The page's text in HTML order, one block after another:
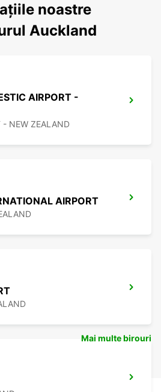
noastre
Auckland
AIRPORT -
- NEW ZEALAND
AIRPORT
Mai multe birouri